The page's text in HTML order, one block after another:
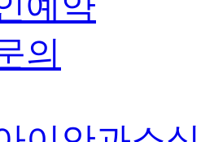
의